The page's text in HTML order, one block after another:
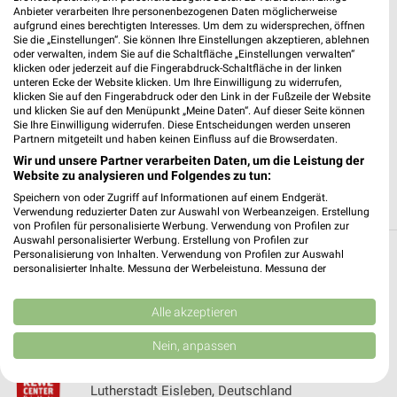
✔Standortgenaue Angebote
✔Folge deinem Lieblingshändler
✔Push-Benachrichtigungen bei neuen Prospekten
✔Einkaufsliste - Einkauf stressfrei planen
JETZT LADEN UND SPAREN!
Weitere REWE Geschäfte mit Angeboten in
5 Geschäfte und Orte
Lutherstadt Eisleben, Deutschland
Anbieter verarbeiten Ihre personenbezogenen Daten möglicherweise
aufgrund eines berechtigten Interesses. Um dem zu widersprechen, öffnen
Sie die „Einstellungen“. Sie können Ihre Einstellungen akzeptieren, ablehnen
oder verwalten, indem Sie auf die Schaltfläche „Einstellungen verwalten“
klicken oder jederzeit auf die Fingerabdruck-Schaltfläche in der linken
unteren Ecke der Website klicken. Um Ihre Einwilligung zu widerrufen,
klicken Sie auf den Fingerabdruck oder den Link in der Fußzeile der Website
und klicken Sie auf den Menüpunkt „Meine Daten“. Auf dieser Seite können
Sie Ihre Einwilligung widerrufen. Diese Entscheidungen werden unseren
Partnern mitgeteilt und haben keinen Einfluss auf die Browserdaten.
Wir und unsere Partner verarbeiten Daten, um die Leistung der
Website zu analysieren und Folgendes zu tun:
Speichern von oder Zugriff auf Informationen auf einem Endgerät.
Verwendung reduzierter Daten zur Auswahl von Werbeanzeigen. Erstellung
von Profilen für personalisierte Werbung. Verwendung von Profilen zur
Auswahl personalisierter Werbung. Erstellung von Profilen zur
Personalisierung von Inhalten. Verwendung von Profilen zur Auswahl
personalisierter Inhalte. Messung der Werbeleistung. Messung der
Kombinationen von Daten aus verschiedenen Quellen. Entwicklung und
Verbesserung der Angebote. Verwendung reduzierter Daten zur Auswahl
von Inhalten.
Daten können außerhalb der Europäischen Union weitergegeben und in die
Website/App.
Alle akzeptieren
Nein, anpassen